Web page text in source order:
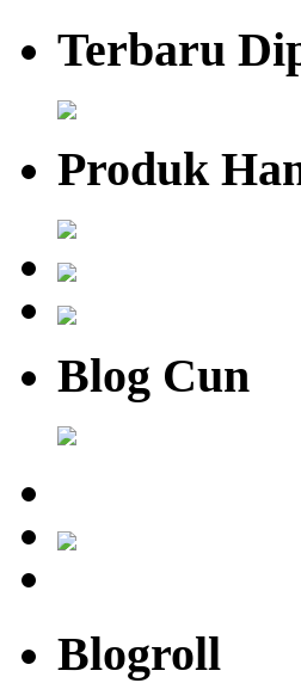
Terbaru
Produk
Blog Cun
Blogroll